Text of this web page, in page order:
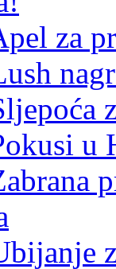
za
u